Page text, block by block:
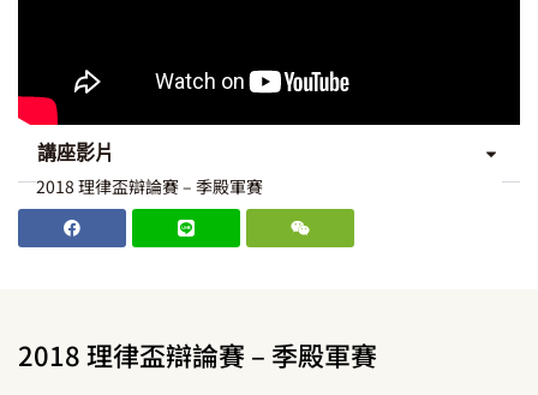
講座影片
2018 理律盃辯論賽 – 季殿軍賽
2018 理律盃辯論賽 – 季殿軍賽